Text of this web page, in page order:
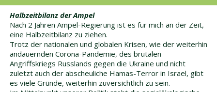
Halbzeitbilanz der Ampel
Nach 2 Jahren Ampel-Regierung ist es für mich an der Zeit,
eine Halbzeitbilanz zu ziehen.
Trotz der nationalen und globalen Krisen, wie der weiterhin
andauernden Corona-Pandemie, des brutalen
Angriffskriegs Russlands gegen die Ukraine und nicht
zuletzt auch der abscheuliche Hamas-Terror in Israel, gibt
es viele Gründe, weiterhin zuversichtlich zu sein.